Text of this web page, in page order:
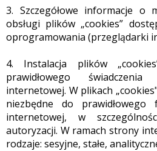
3. Szczegółowe informacje o
obsługi plików „cookies”
oprogramowania (przeglądarki
4. Instalacja plików
prawidłowego
internetowej. W plikach
niezbędne do prawidłowego
internetowej, w
autoryzacji. W ramach strony
rodzaje: sesyjne, stałe,